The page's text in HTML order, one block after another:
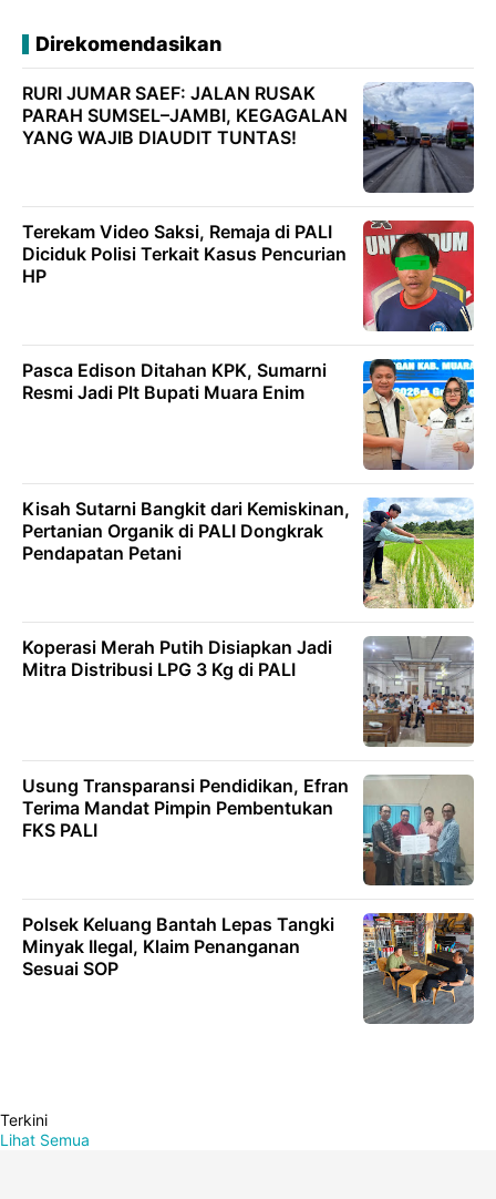
Direkomendasikan
RURI JUMAR SAEF: JALAN RUSAK
PARAH SUMSEL–JAMBI, KEGAGALAN
YANG WAJIB DIAUDIT TUNTAS!
Terekam Video Saksi, Remaja di PALI
Diciduk Polisi Terkait Kasus Pencurian
HP
Pasca Edison Ditahan KPK, Sumarni
Resmi Jadi Plt Bupati Muara Enim
Kisah Sutarni Bangkit dari Kemiskinan,
Pertanian Organik di PALI Dongkrak
Pendapatan Petani
Koperasi Merah Putih Disiapkan Jadi
Mitra Distribusi LPG 3 Kg di PALI
Usung Transparansi Pendidikan, Efran
Terima Mandat Pimpin Pembentukan
FKS PALI
Polsek Keluang Bantah Lepas Tangki
Minyak Ilegal, Klaim Penanganan
Sesuai SOP
Terkini
Lihat Semua